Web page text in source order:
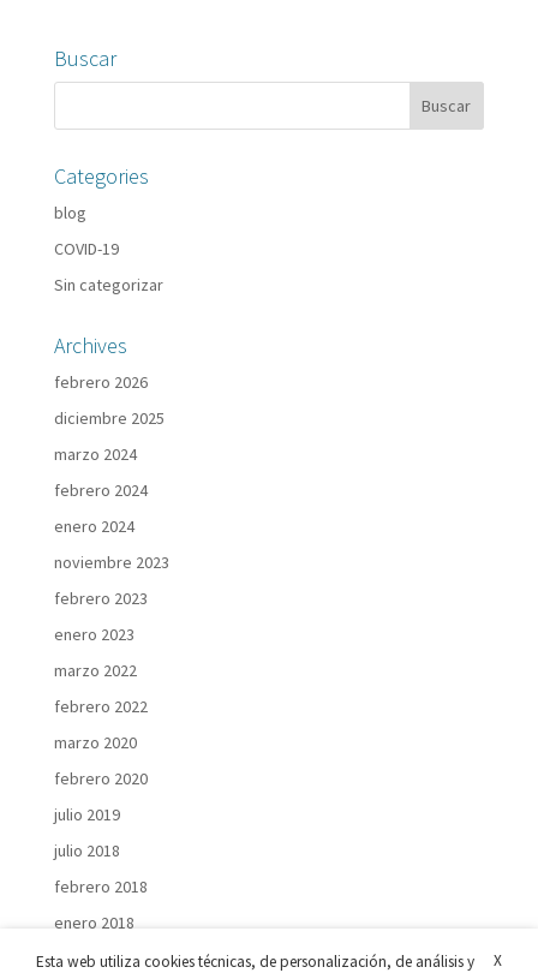
Buscar
Categories
blog
COVID-19
Sin categorizar
Archives
febrero 2026
diciembre 2025
marzo 2024
febrero 2024
enero 2024
noviembre 2023
febrero 2023
enero 2023
marzo 2022
febrero 2022
marzo 2020
febrero 2020
julio 2019
julio 2018
febrero 2018
enero 2018
X
Esta web utiliza cookies técnicas, de personalización, de análisis y